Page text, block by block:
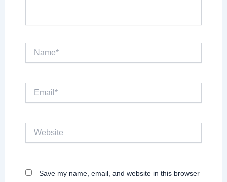
Save my name, email, and website in this browser